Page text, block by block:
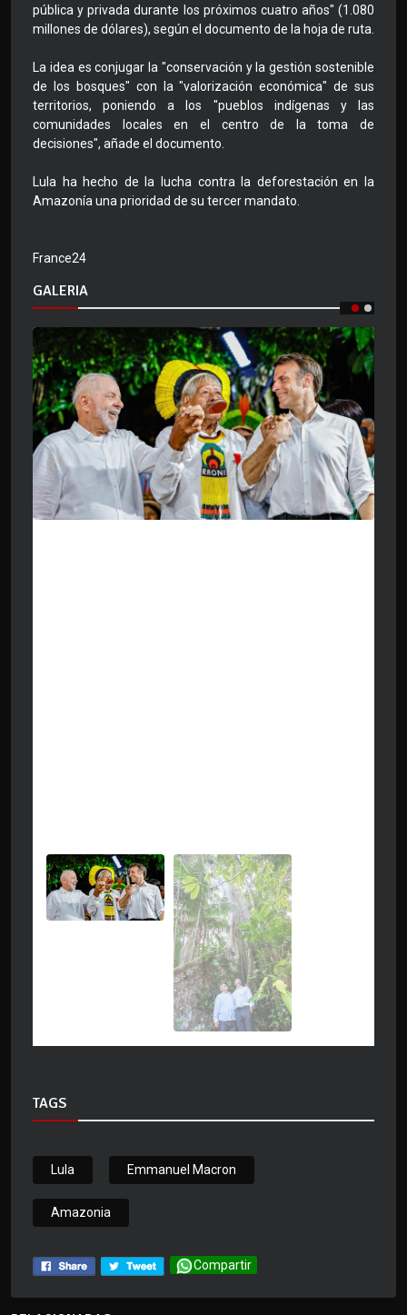
pública y privada durante los próximos cuatro años" (1.080
millones de dólares), según el documento de la hoja de ruta.
La idea es conjugar la "conservación y la gestión sostenible
de los bosques" con la "valorización económica" de sus
territorios, poniendo a los "pueblos indígenas y las
comunidades locales en el centro de la toma de
decisiones", añade el documento.
Lula ha hecho de la lucha contra la deforestación en la
Amazonía una prioridad de su tercer mandato.
France24
GALERIA
TAGS
Lula Emmanuel Macron
Amazonia
Compartir